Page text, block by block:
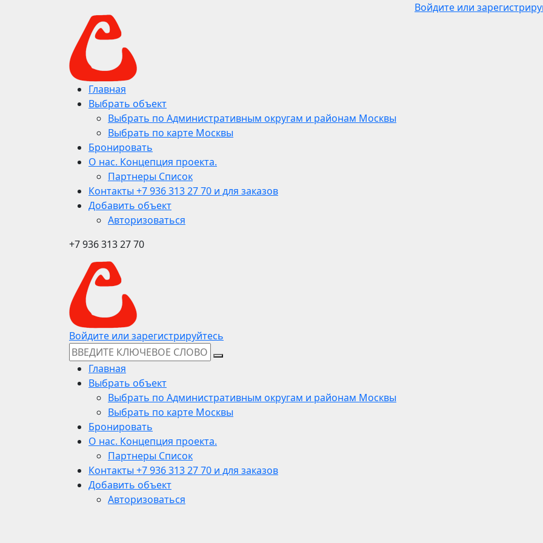
Войдите или
Главная
Выбрать объект
Выбрать по Административным округам и районам Москвы
Выбрать по карте Москвы
Бронировать
О нас. Концепция проекта.
Партнеры Список
Контакты +7 936 313 27 70 и для заказов
Добавить объект
Авторизоваться
+7 936 313 27 70
Войдите или зарегистрируйтесь
Главная
Выбрать объект
Выбрать по Административным округам и районам Москвы
Выбрать по карте Москвы
Бронировать
О нас. Концепция проекта.
Партнеры Список
Контакты +7 936 313 27 70 и для заказов
Добавить объект
Авторизоваться